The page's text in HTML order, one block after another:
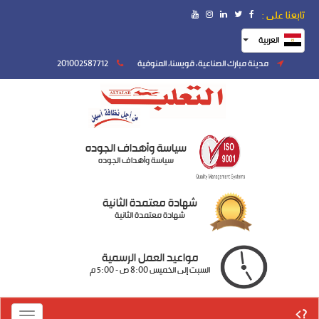
تابعنا على :
العربية
مدينة مبارك الصناعية، قويسنا، المنوفية
سياسة وأهداف الجوده
سياسة وأهداف الجوده
شهادة معتمدة الثانية
شهادة معتمدة الثانية
مواعيد العمل الرسمية
السبت إلى الخميس 8:00 ص - 5:00 م
?>